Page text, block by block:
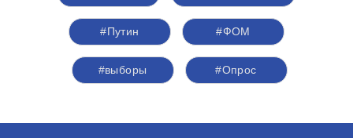
#Путин #ФОМ
#выборы #Опрос